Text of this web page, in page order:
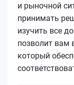
и рыночной
принимать
изучить все
позволит вам
который